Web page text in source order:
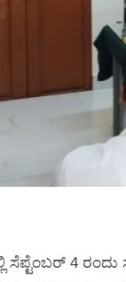
ಸೆಪ್ಟೆಂಬರ್ 4